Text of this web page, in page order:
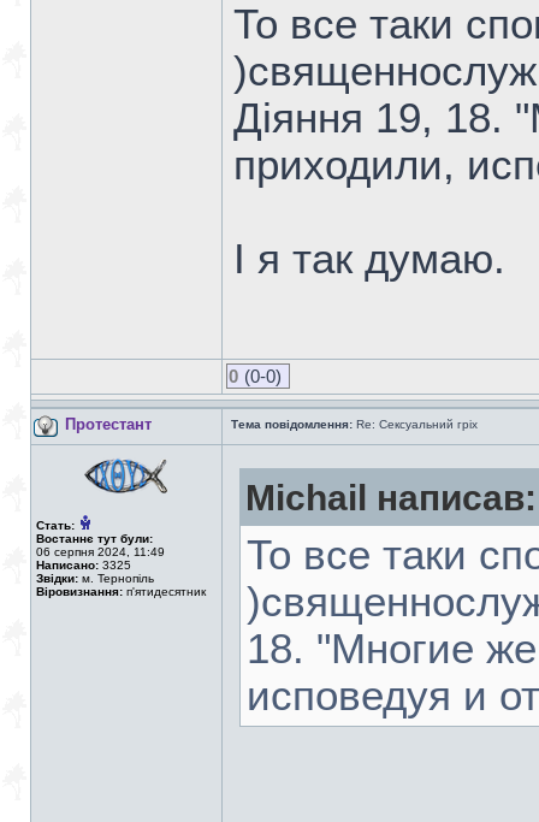
То все таки
Діяння 19, 18.
приходили,
І я так думаю.
0 (0-0)
Протестант Тема повідомлення: Re: Сексуальний гріх
Стать:
Востаннє тут були:
06 серпня 2024, 11:49
Написано: 3325
Звідки: м. Тернопіль
Віровизнання: п'ятидесятник
Michail написав:
То все таки
18. "Многие
исповедуя и